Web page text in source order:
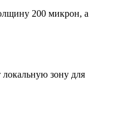
200 микрон, а
зону для